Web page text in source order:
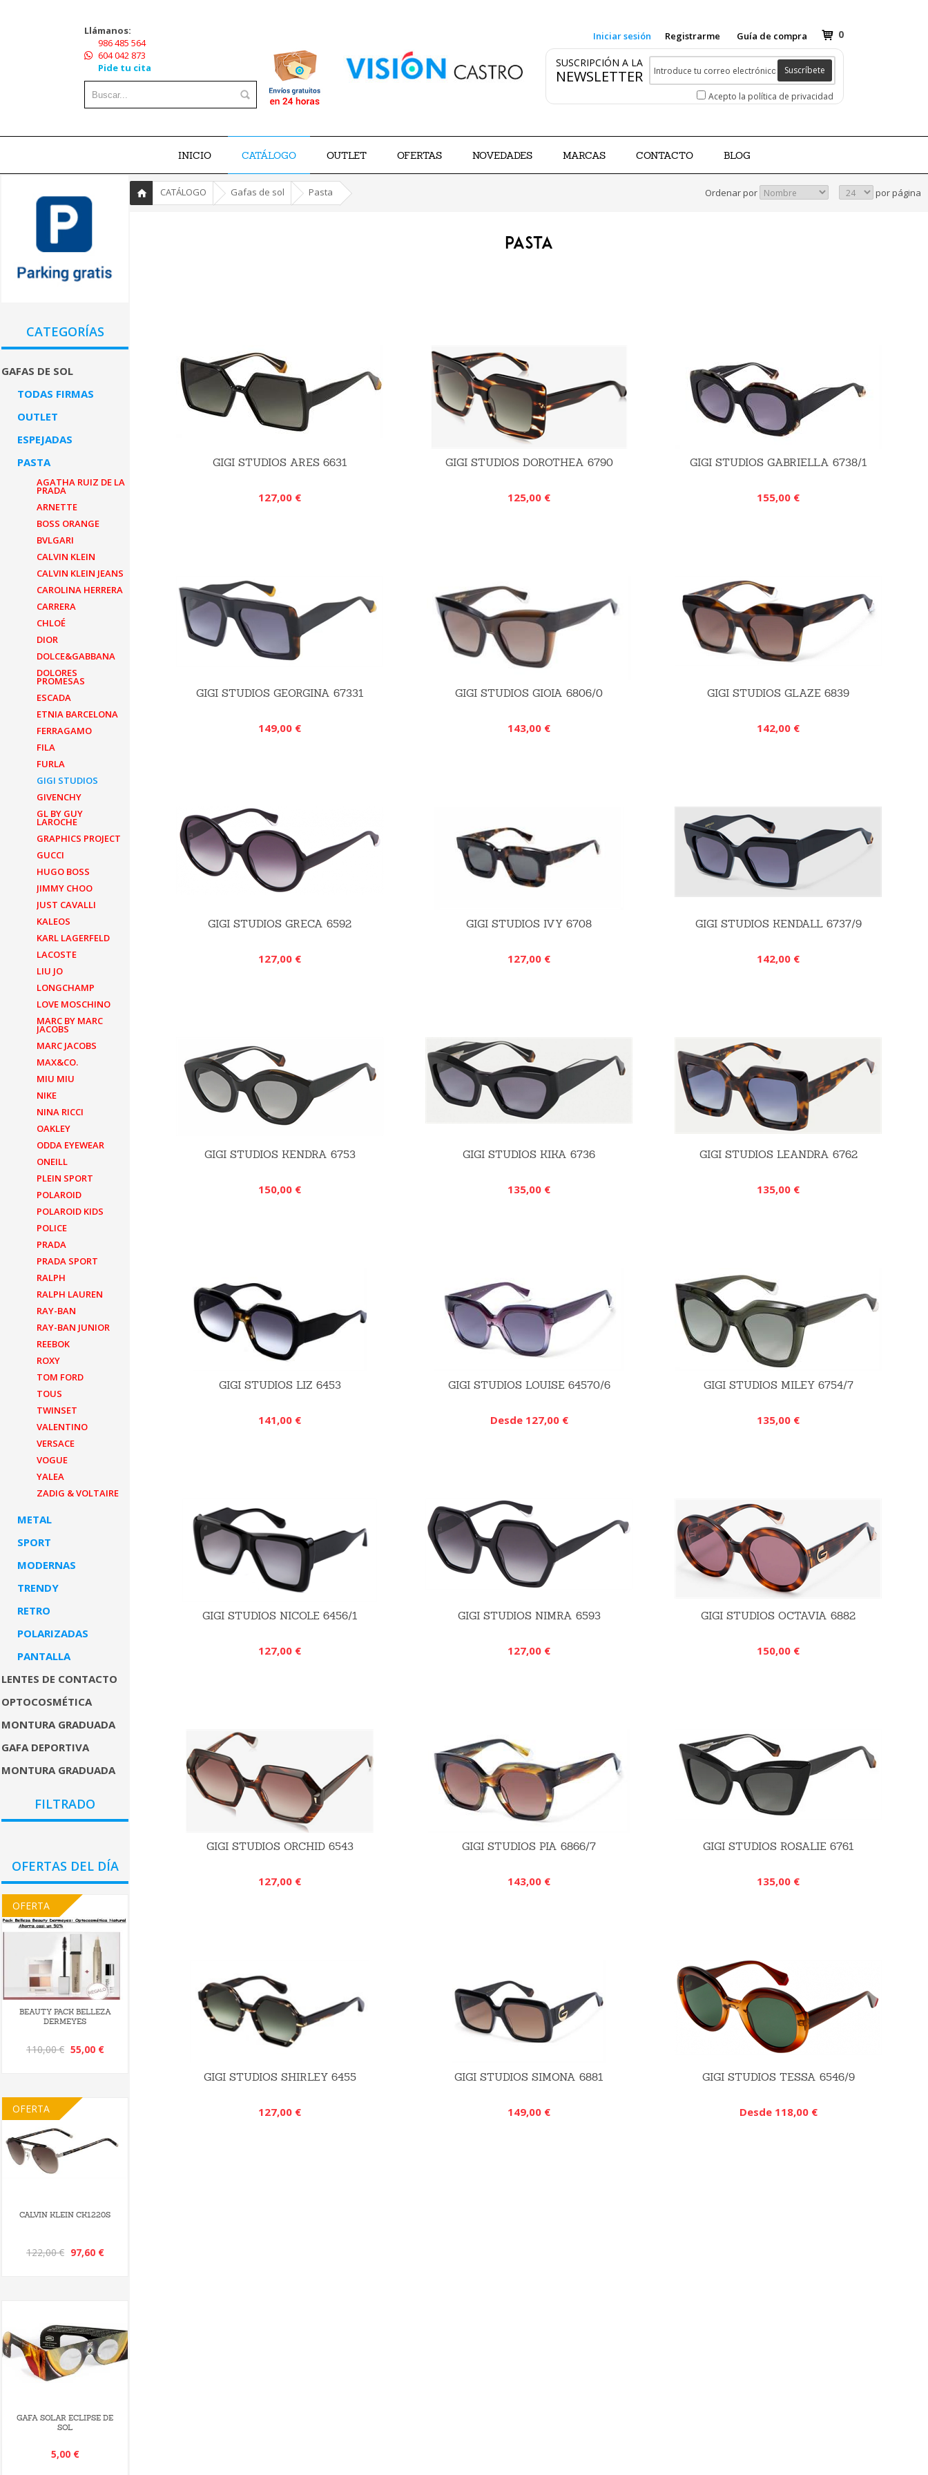
Llámanos:
986 485 564
604 042 873
Pide tu cita
0
Iniciar sesión Registrarme Guía de compra
SUSCRIPCIÓN A LA
NEWSLETTER Suscríbete
Acepto la política de privacidad
INICIO CATÁLOGO OUTLET OFERTAS NOVEDADES MARCAS CONTACTO BLOG
CATEGORÍAS
GAFAS DE SOL
TODAS FIRMAS
OUTLET
ESPEJADAS
PASTA
AGATHA RUIZ DE LA
PRADA
ARNETTE
BOSS ORANGE
BVLGARI
CALVIN KLEIN
CALVIN KLEIN JEANS
CAROLINA HERRERA
CARRERA
CHLOÉ
DIOR
DOLCE&GABBANA
DOLORES
PROMESAS
ESCADA
ETNIA BARCELONA
FERRAGAMO
FILA
FURLA
GIGI STUDIOS
GIVENCHY
GL BY GUY
LAROCHE
GRAPHICS PROJECT
GUCCI
HUGO BOSS
JIMMY CHOO
JUST CAVALLI
KALEOS
KARL LAGERFELD
LACOSTE
LIU JO
LONGCHAMP
LOVE MOSCHINO
MARC BY MARC
JACOBS
MARC JACOBS
MAX&CO.
MIU MIU
NIKE
NINA RICCI
OAKLEY
ODDA EYEWEAR
ONEILL
PLEIN SPORT
POLAROID
POLAROID KIDS
POLICE
PRADA
PRADA SPORT
RALPH
RALPH LAUREN
RAY-BAN
RAY-BAN JUNIOR
REEBOK
ROXY
TOM FORD
TOUS
TWINSET
VALENTINO
VERSACE
VOGUE
YALEA
ZADIG & VOLTAIRE
METAL
SPORT
MODERNAS
TRENDY
RETRO
POLARIZADAS
PANTALLA
LENTES DE CONTACTO
OPTOCOSMÉTICA
MONTURA GRADUADA
GAFA DEPORTIVA
MONTURA GRADUADA
FILTRADO
OFERTAS DEL DÍA
OFERTA
BEAUTY PACK BELLEZA
DERMEYES
110,00 € 55,00 €
OFERTA
CALVIN KLEIN CK1220S
122,00 € 97,60 €
GAFA SOLAR ECLIPSE DE
SOL
5,00 €
Ordenar por por página
»CATÁLOGO Gafas de sol Pasta
PASTA
GIGI STUDIOS ARES 6631
127,00 €
GIGI STUDIOS DOROTHEA 6790
125,00 €
GIGI STUDIOS GABRIELLA 6738/1
155,00 €
GIGI STUDIOS GEORGINA 67331
149,00 €
GIGI STUDIOS GIOIA 6806/0
143,00 €
GIGI STUDIOS GLAZE 6839
142,00 €
GIGI STUDIOS GRECA 6592
127,00 €
GIGI STUDIOS IVY 6708
127,00 €
GIGI STUDIOS KENDALL 6737/9
142,00 €
GIGI STUDIOS KENDRA 6753
150,00 €
GIGI STUDIOS KIKA 6736
135,00 €
GIGI STUDIOS LEANDRA 6762
135,00 €
GIGI STUDIOS LIZ 6453
141,00 €
GIGI STUDIOS LOUISE 64570/6
Desde 127,00 €
GIGI STUDIOS MILEY 6754/7
135,00 €
GIGI STUDIOS NICOLE 6456/1
127,00 €
GIGI STUDIOS NIMRA 6593
127,00 €
GIGI STUDIOS OCTAVIA 6882
150,00 €
GIGI STUDIOS ORCHID 6543
127,00 €
GIGI STUDIOS PIA 6866/7
143,00 €
GIGI STUDIOS ROSALIE 6761
135,00 €
GIGI STUDIOS SHIRLEY 6455
127,00 €
GIGI STUDIOS SIMONA 6881
149,00 €
GIGI STUDIOS TESSA 6546/9
Desde 118,00 €